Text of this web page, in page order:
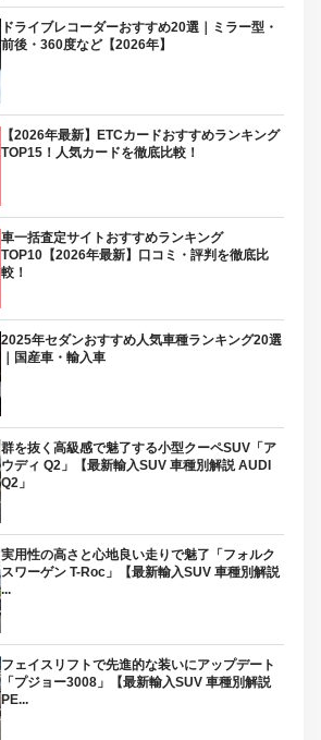
ドライブレコーダーおすすめ20選｜ミラー型・
前後・360度など【2026年】
【2026年最新】ETCカードおすすめランキング
TOP15！人気カードを徹底比較！
車一括査定サイトおすすめランキング
TOP10【2026年最新】口コミ・評判を徹底比
較！
2025年セダンおすすめ人気車種ランキング20選
｜国産車・輸入車
群を抜く高級感で魅了する小型クーペSUV「ア
ウディ Q2」【最新輸入SUV 車種別解説 AUDI
Q2」
実用性の高さと心地良い走りで魅了「フォルク
スワーゲン T-Roc」【最新輸入SUV 車種別解説
...
フェイスリフトで先進的な装いにアップデート
「プジョー3008」【最新輸入SUV 車種別解説
PE...